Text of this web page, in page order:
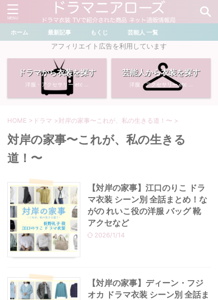
＼ ドラマ・芸能人を検索 ／
おすすめ検索ワード
川口春奈
・石原さとみ
・菜々緒
多部未華子
・ 広瀬すず
・あのクズ
・若草物語
・ 畑芽育
・ 岡崎紗絵
・ライオンの隠れ家
・ サイレント
・腕時計
ホーム 最新記事 もくじ 芸能人 一覧
アフィリエイト広告を利用しています
ドラマから衣装を探す
洋服・アクセサリー etc ...
芸能人から衣装を探す
洋服・アクセサリー etc ...
HOME > ドラマ >対岸の家事〜これが、私の生きる道！〜 >
対岸の家事〜これが、私の生きる
道！〜
【対岸の家事】江口のりこ ドラ
マ衣装 シーン別 全話まとめ！な
がの れいこ役の洋服 バッグ 靴
アクセなど
2026/1/14
【対岸の家事】ディーン・フジ
オカ ドラマ衣装 シーン別 全話ま